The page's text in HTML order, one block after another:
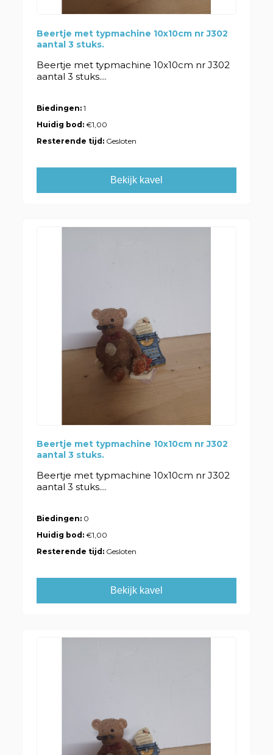
Beertje met typmachine 10x10cm nr J302
aantal 3 stuks.
Beertje met typmachine 10x10cm nr J302
aantal 3 stuks....
Biedingen: 1
Huidig bod:€1,00
Resterende tijd: Gesloten
Bekijk kavel
Beertje met typmachine 10x10cm nr J302
aantal 3 stuks.
Beertje met typmachine 10x10cm nr J302
aantal 3 stuks....
Biedingen: 0
Huidig bod:€1,00
Resterende tijd: Gesloten
Bekijk kavel